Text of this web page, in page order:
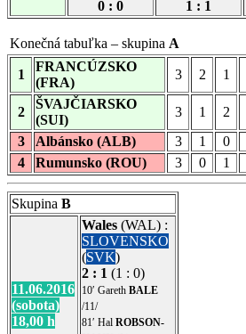
0 : 0 1 : 1
Konečná tabuľka – skupina A
1
FRANCÚZSKO
(FRA)
3 2 1
2
ŠVAJČIARSKO
(SUI)
3 1 2
3
Albánsko (ALB) 3 1 0
4
Rumunsko (ROU) 3 0 1
Skupina B
11.06.2016
(sobota)
18,00 h
Wales (WAL) :
SLOVENSKO
(SVK)
2 : 1 (1 : 0)
10′ Gareth BALE
/11/
81′ Hal ROBSON-